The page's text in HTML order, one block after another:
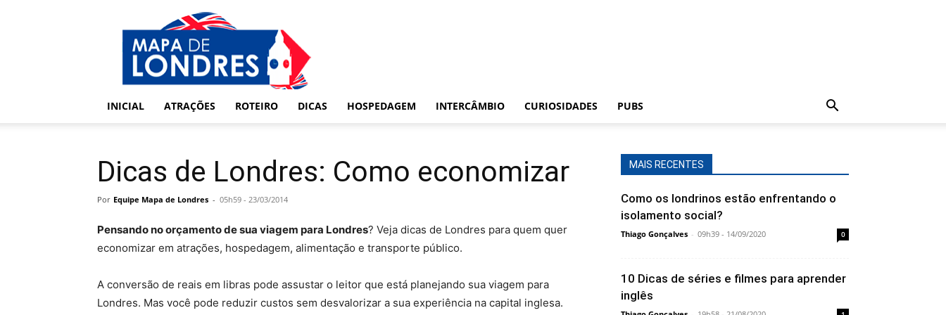
Londres
Mapa
de
Londres
INICIAL
ATRAÇÕES ROTEIRO DICAS HOSPEDAGEM INTERCÂMBIO CURIOSIDADES PUBS
Dicas de Londres: Como economizar
Por Equipe Mapa de Londres - 05h59 - 23/03/2014
Pensando no orçamento de sua viagem para Londres? Veja dicas de Londres para quem quer
economizar em atrações, hospedagem, alimentação e transporte público.
A conversão de reais em libras pode assustar o leitor que está planejando sua viagem para
Londres. Mas você pode reduzir custos sem desvalorizar a sua experiência na capital inglesa.
MAIS RECENTES
Como os londrinos estão enfrentando o
isolamento social?
Thiago Gonçalves - 09h39 - 14/09/2020 0
10 Dicas de séries e filmes para aprender
inglês